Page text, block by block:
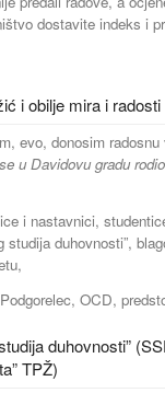
dostavite indeks i
i obilje mira i
evo, donosim
u Davidovu gradu
i nastavnici,
studija duhovnosti”,
OCD,
duhovnosti”
TPŽ)